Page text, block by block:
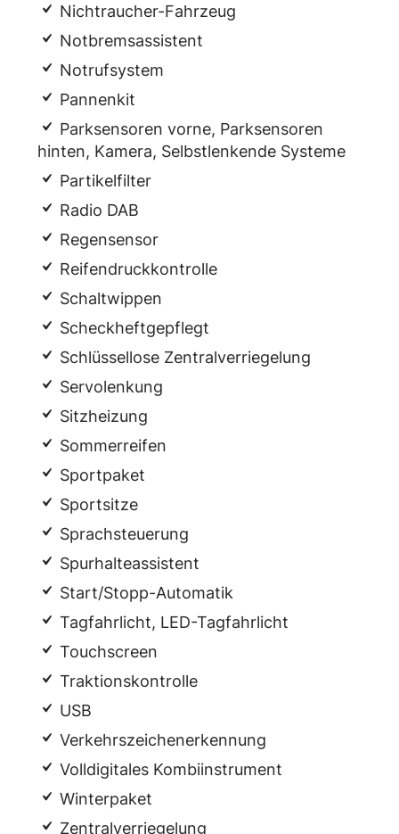
Nichtraucher-Fahrzeug
Notbremsassistent
Notrufsystem
Pannenkit
Parksensoren vorne, Parksensoren
hinten, Kamera, Selbstlenkende Systeme
Partikelfilter
Radio DAB
Regensensor
Reifendruckkontrolle
Schaltwippen
Scheckheftgepflegt
Schlüssellose Zentralverriegelung
Servolenkung
Sitzheizung
Sommerreifen
Sportpaket
Sportsitze
Sprachsteuerung
Spurhalteassistent
Start/Stopp-Automatik
Tagfahrlicht, LED-Tagfahrlicht
Touchscreen
Traktionskontrolle
USB
Verkehrszeichenerkennung
Volldigitales Kombiinstrument
Winterpaket
Zentralverriegelung